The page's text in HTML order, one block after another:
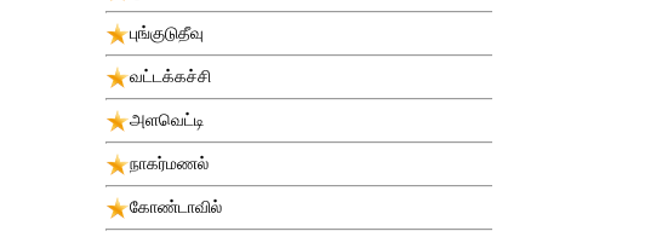
புங்குடுதீவு
வட்டக்கச்சி
அளவெட்டி
நாகர்மணல்
கோண்டாவில்